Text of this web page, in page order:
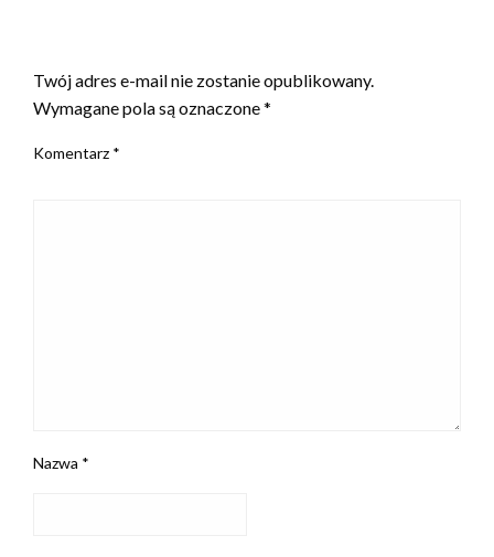
Twój adres e-mail nie zostanie opublikowany.
Wymagane pola są oznaczone*
Komentarz *
Nazwa *